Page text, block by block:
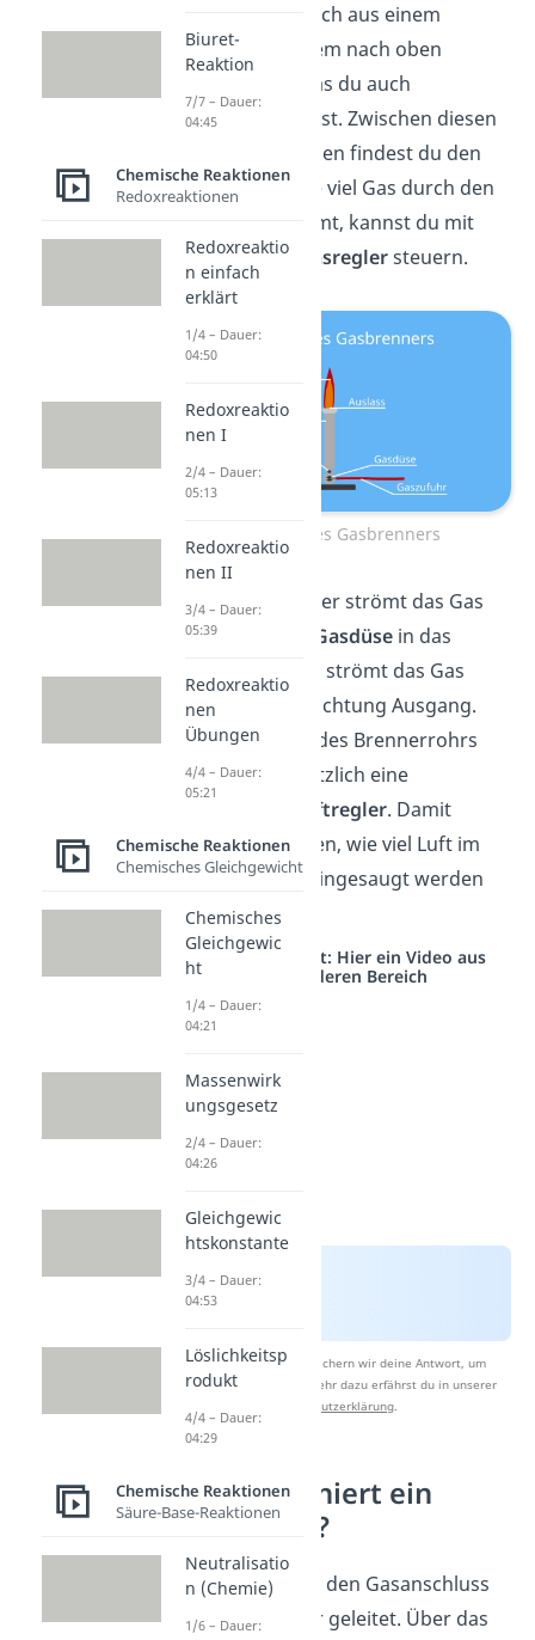
Allgemeinen, einfach aus einem
Standfuß und einem nach oben
ragenden Rohr, das du auch
Brennerrohr
nennst. Zwischen diesen
beiden Bestandteilen findest du den
Gasanschluss. Wie viel Gas durch den
Anschluss einströmt, kannst du mit
dem verbauten
Gasreglersteuern.
Aufbau eines Gasbrenners
Nach dem Gasregler strömt das Gas
durch eine kleine
Gasdüse in das
Brennerrohr
. Dort strömt das Gas
dann nach oben Richtung Ausgang.
Am unteren Ende des Brennerrohrs
befindet sich zusätzlich eine
Luftregler. Damit
kannst du einstellen, wie viel Luft im
Brennerrohr mit eingesaugt werden
soll.
Studyflix vernetzt: Hier ein Video aus
einem anderen Bereich
Nach Beantwortung speichern wir deine Antwort, um
Studyflix zu verbessern. Mehr dazu erfährst du in unserer
Datenschutzerklärung.
Wie funktioniert ein
Gasbrenner?
Das Gas wird über den Gasanschluss
in den Gasbrenner geleitet. Über das
Biuret-
Reaktion
7/7 – Dauer:
04:45
Chemische Reaktionen
Redoxreaktionen
Redoxreaktio
n einfach
erklärt
1/4 – Dauer:
04:50
Redoxreaktio
nen I
2/4 – Dauer:
05:13
Redoxreaktio
nen II
3/4 – Dauer:
05:39
Redoxreaktio
nen
Übungen
4/4 – Dauer:
05:21
Chemische Reaktionen
Chemisches Gleichgewicht
Chemisches
Gleichgewic
ht
1/4 – Dauer:
04:21
Massenwirk
ungsgesetz
2/4 – Dauer:
04:26
Gleichgewic
htskonstante
3/4 – Dauer:
04:53
Löslichkeitsp
rodukt
4/4 – Dauer:
04:29
Chemische Reaktionen
Säure-Base-Reaktionen
Neutralisatio
n (Chemie)
1/6 – Dauer: